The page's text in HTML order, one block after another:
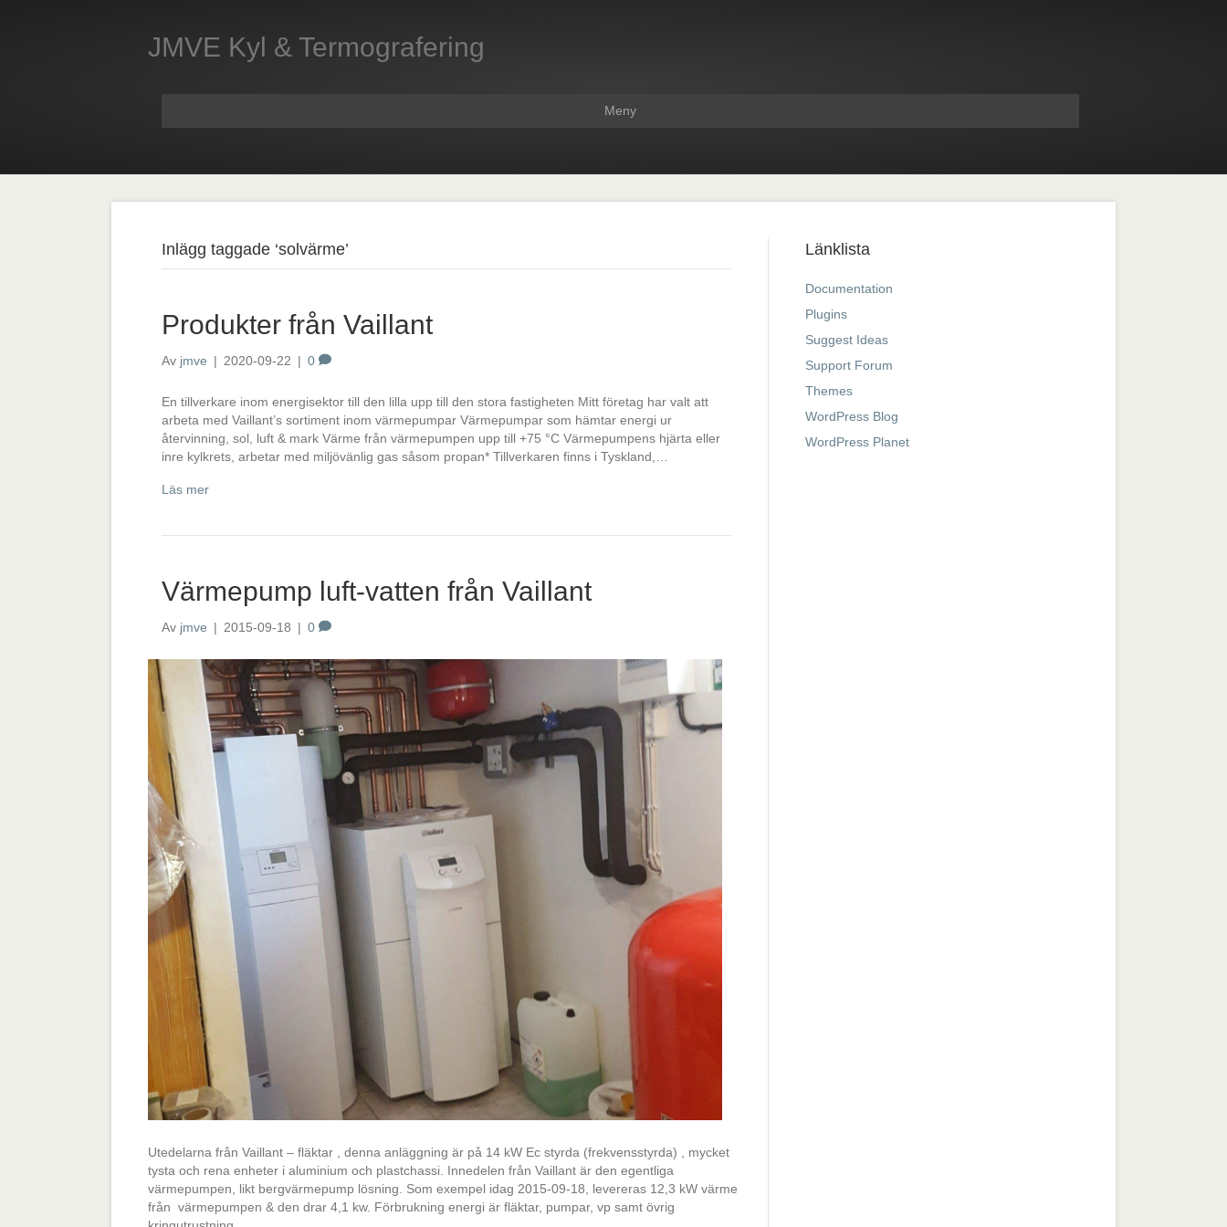
JMVE Kyl & Termografering
Meny
Inlägg taggade ‘solvärme’
Produkter från Vaillant
Av jmve | 2020-09-22 | 0
En tillverkare inom energisektor till den lilla upp till den stora fastigheten Mitt företag har valt att
arbeta med Vaillant’s sortiment inom värmepumpar Värmepumpar som hämtar energi ur
återvinning, sol, luft & mark Värme från värmepumpen upp till +75 °C Värmepumpens hjärta eller
inre kylkrets, arbetar med miljövänlig gas såsom propan* Tillverkaren finns i Tyskland,…
Läs mer
Värmepump luft-vatten från Vaillant
Av jmve | 2015-09-18 | 0
Utedelarna från Vaillant – fläktar , denna anläggning är på 14 kW Ec styrda (frekvensstyrda) , mycket
tysta och rena enheter i aluminium och plastchassi. Innedelen från Vaillant är den egentliga
värmepumpen, likt bergvärmepump lösning. Som exempel idag 2015-09-18, levereras 12,3 kW värme
från värmepumpen & den drar 4,1 kw. Förbrukning energi är fläktar, pumpar, vp samt övrig
Länklista
Documentation
Plugins
Suggest Ideas
Support Forum
Themes
WordPress Blog
WordPress Planet